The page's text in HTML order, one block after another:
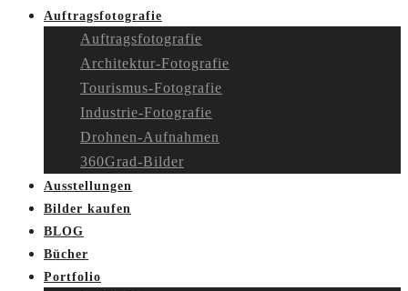
Auftragsfotografie
Auftragsfotografie
Architektur-Fotografie
Tourismus-Fotografie
Industrie-Fotografie
Drohnen-Aufnahmen
360Grad-Bilder
Ausstellungen
Bilder kaufen
BLOG
Bücher
Portfolio